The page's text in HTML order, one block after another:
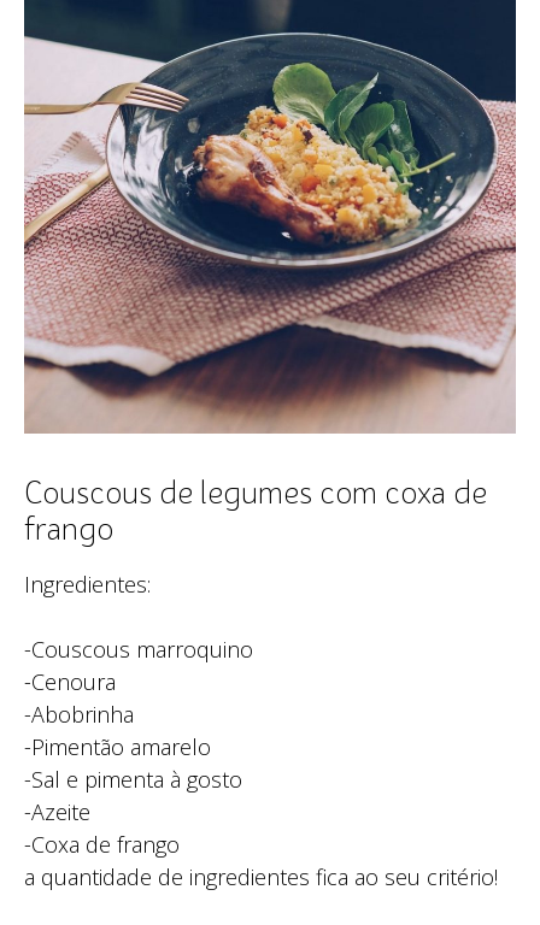
Couscous de legumes com coxa de
frango
Ingredientes:
-Couscous marroquino
-Cenoura
-Abobrinha
-Pimentão amarelo
-Sal e pimenta à gosto
-Azeite
-Coxa de frango
a quantidade de ingredientes fica ao seu critério!